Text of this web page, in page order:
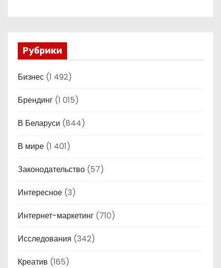
Рубрики
Бизнес (1 492)
Брендинг (1 015)
В Беларуси (844)
В мире (1 401)
Законодательство (57)
Интересное (3)
Интернет-маркетинг (710)
Исследования (342)
Креатив (165)